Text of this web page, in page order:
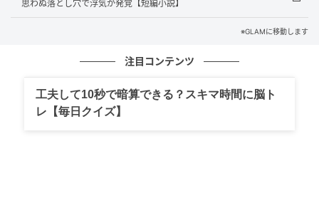
義両親からの100万から、こっそり30万円を抜いて打
「勝てば戻せると思った」と繰り返す姿に、頭の中が
真っ白になった。
思わぬ落とし穴で浮気が発覚【短編小説】
※GLAMに移動します
注目コンテンツ
工夫して10秒で暗算できる？スキマ時間に脳ト
レ【毎日クイズ】